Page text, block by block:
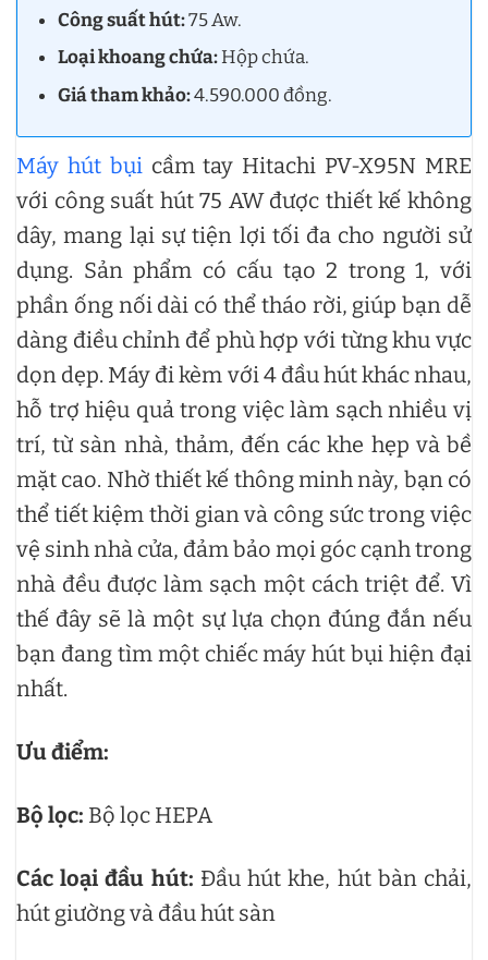
Công suất hút:75 Aw.
Loại khoang chứa:Hộp chứa.
Giá tham khảo:4.590.000 đồng.
Máy hút bụicầm tay Hitachi PV-X95N MRE
với công suất hút 75 AW được thiết kế không
dây, mang lại sự tiện lợi tối đa cho người sử
dụng. Sản phẩm có cấu tạo 2 trong 1, với
phần ống nối dài có thể tháo rời, giúp bạn dễ
dàng điều chỉnh để phù hợp với từng khu vực
dọn dẹp. Máy đi kèm với 4 đầu hút khác nhau,
hỗ trợ hiệu quả trong việc làm sạch nhiều vị
trí, từ sàn nhà, thảm, đến các khe hẹp và bề
mặt cao. Nhờ thiết kế thông minh này, bạn có
thể tiết kiệm thời gian và công sức trong việc
vệ sinh nhà cửa, đảm bảo mọi góc cạnh trong
nhà đều được làm sạch một cách triệt để. Vì
thế đây sẽ là một sự lựa chọn đúng đắn nếu
bạn đang tìm một chiếc máy hút bụi hiện đại
nhất.
Ưu điểm:
Bộ lọc: Bộ lọc HEPA
Các loại đầu hút: Đầu hút khe, hút bàn chải,
hút giường và đầu hút sàn